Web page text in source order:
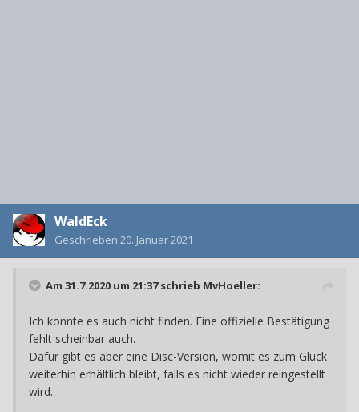
WaldEck
Geschrieben 20. Januar 2021
Am 31.7.2020 um 21:37 schrieb MvHoeller:
Ich konnte es auch nicht finden. Eine offizielle Bestätigung
fehlt scheinbar auch.
Dafür gibt es aber eine Disc-Version, womit es zum Glück
weiterhin erhältlich bleibt, falls es nicht wieder reingestellt
wird.